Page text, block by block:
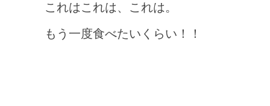
これはこれは、これは。
もう一度食べたいくらい！！